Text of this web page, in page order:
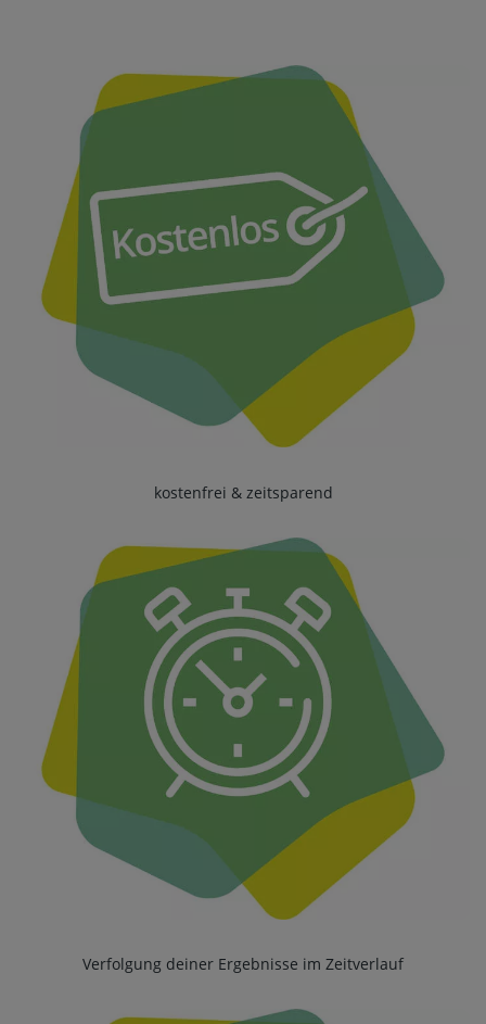
kostenfrei & zeitsparend
Verfolgung deiner Ergebnisse im Zeitverlauf